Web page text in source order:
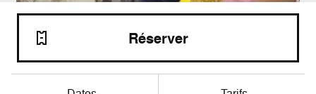
Réserver